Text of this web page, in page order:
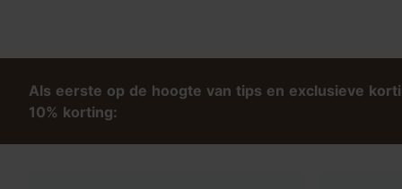
Als eerste op de hoogte van tips en exclusieve
10% korting: